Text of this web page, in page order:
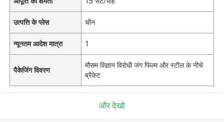
उत्पत्ति के प्लेस चीन
न्यूनतम आदेश मात्रा 1
पैकेजिंग विवरण
मौसम विज्ञान विरोधी जंग फिल्म और स्टील के नीचे
ब्रैकेट
और देखो